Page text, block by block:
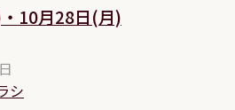
10月28日(月)
シ